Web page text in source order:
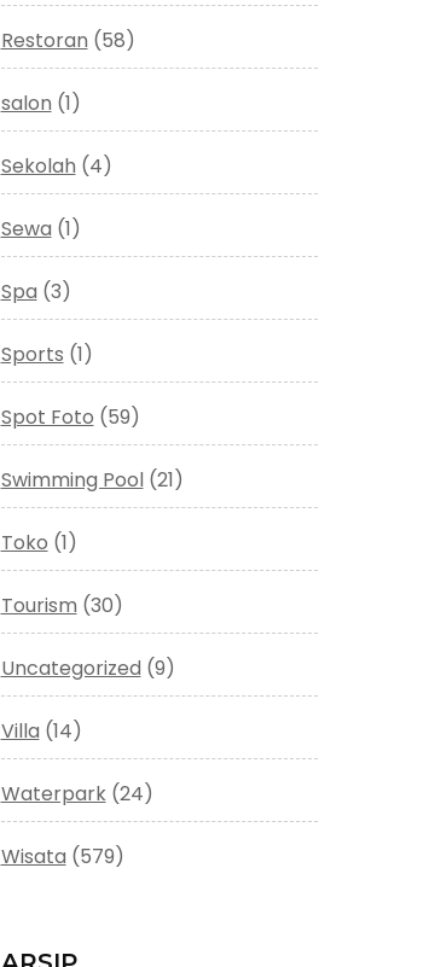
Restoran (58)
salon (1)
Sekolah (4)
Sewa (1)
Spa (3)
Sports (1)
Spot Foto (59)
Swimming Pool(21)
Toko (1)
Tourism (30)
Uncategorized (9)
Villa (14)
Waterpark(24)
Wisata (579)